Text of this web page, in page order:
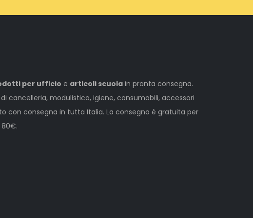
per ufficio e articoli scuola in pronta consegna.
cancelleria, modulistica, igiene, consumabili, accessori
con consegna in tutta Italia. La consegna è gratuita per
80€.